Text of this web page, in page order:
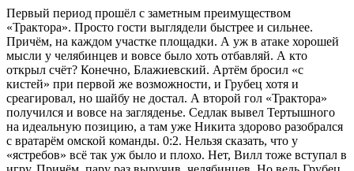
Первый период прошёл с заметным преимуществом
«Трактора». Просто гости выглядели быстрее и сильнее.
Причём, на каждом участке площадки. А уж в атаке хорошей
мысли у челябинцев и вовсе было хоть отбавляй. А кто
открыл счёт? Конечно, Блажиевский. Артём бросил «с
кистей» при первой же возможности, и Грубец хотя и
среагировал, но шайбу не достал. А второй гол «Трактора»
получился и вовсе на загляденье. Седлак вывел Тертышного
на идеальную позицию, а там уже Никита здорово разобрался
с вратарём омской команды. 0:2. Нельзя сказать, что у
«ястребов» всё так уж было и плохо. Нет, Вилл тоже вступал в